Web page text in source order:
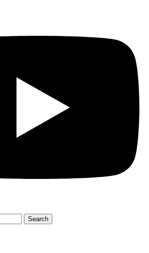
Search